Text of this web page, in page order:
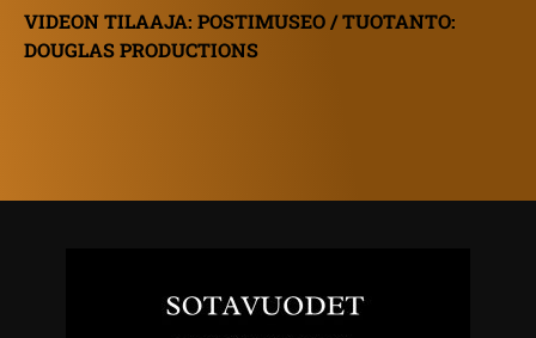
VIDEON TILAAJA: POSTIMUSEO / TUOTANTO:
DOUGLAS PRODUCTIONS